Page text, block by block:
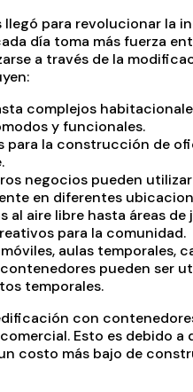
para revolucionar la
día toma más fuerza
a través de la
complejos
y funcionales.
para la construcción de
negocios pueden
en diferentes
al aire libre hasta áreas
para la comunidad.
aulas temporales,
pueden ser
temporales.
con
Esto es debido
costo más bajo de